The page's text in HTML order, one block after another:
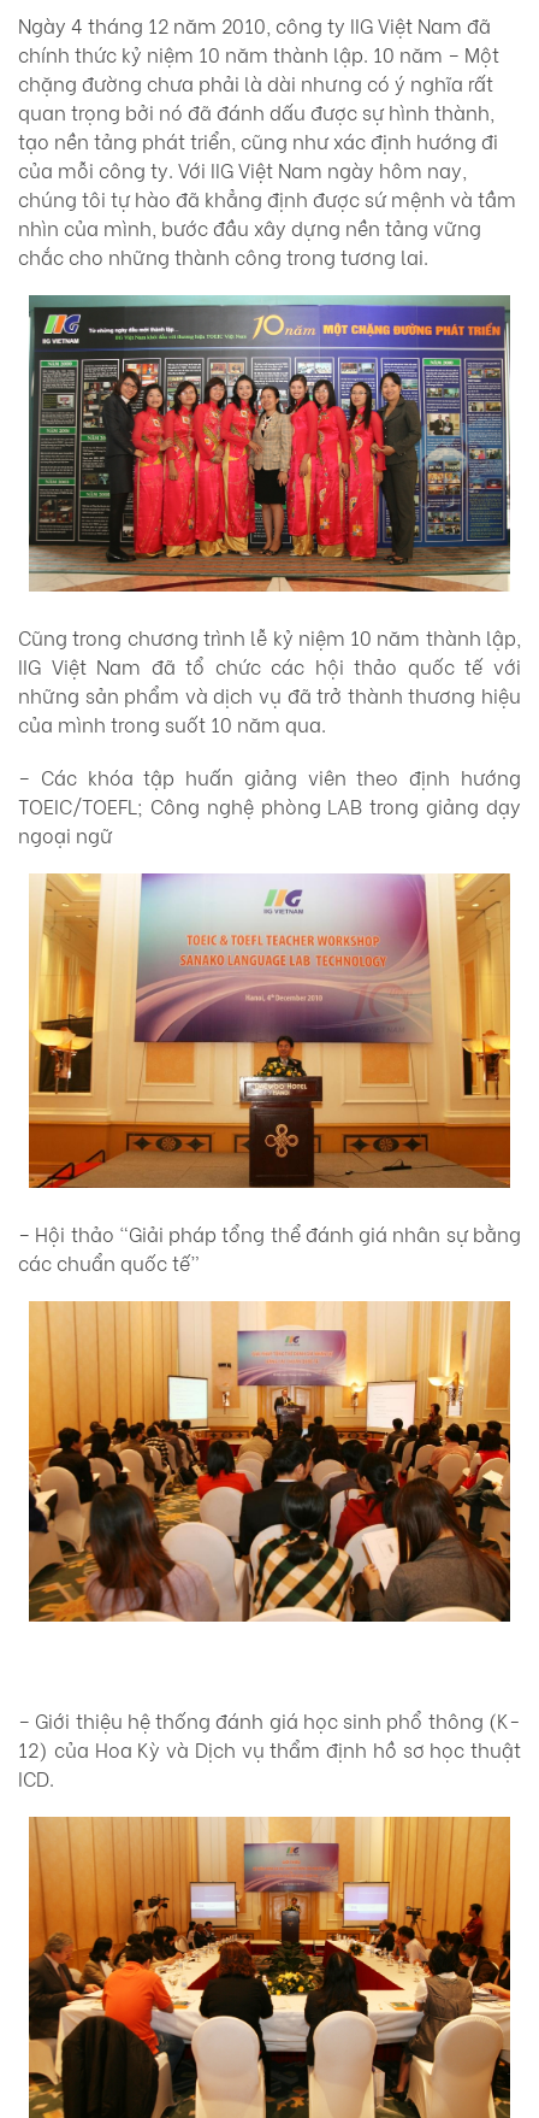
Ngày 4 tháng 12 năm 2010, công ty IIG Việt Nam đã
chính thức kỷ niệm 10 năm thành lập. 10 năm – Một
chặng đường chưa phải là dài nhưng có ý nghĩa rất
quan trọng bởi nó đã đánh dấu được sự hình thành,
tạo nền tảng phát triển, cũng như xác định hướng đi
của mỗi công ty. Với IIG Việt Nam ngày hôm nay,
chúng tôi tự hào đã khẳng định được sứ mệnh và tầm
nhìn của mình, bước đầu xây dựng nền tảng vững
chắc cho những thành công trong tương lai.
Cũng trong chương trình lễ kỷ niệm 10 năm thành lập,
IIG Việt Nam đã tổ chức các hội thảo quốc tế với
những sản phẩm và dịch vụ đã trở thành thương hiệu
của mình trong suốt 10 năm qua.
– Các khóa tập huấn giảng viên theo định hướng
TOEIC/TOEFL; Công nghệ phòng LAB trong giảng dạy
ngoại ngữ
– Hội thảo “Giải pháp tổng thể đánh giá nhân sự bằng
các chuẩn quốc tế”
– Giới thiệu hệ thống đánh giá học sinh phổ thông (K-
12) của Hoa Kỳ và Dịch vụ thẩm định hồ sơ học thuật
ICD.